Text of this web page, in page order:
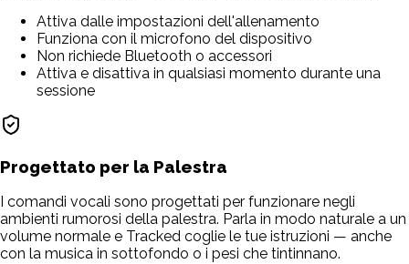
Attiva dalle impostazioni dell'allenamento
Funziona con il microfono del dispositivo
Non richiede Bluetooth o accessori
Attiva e disattiva in qualsiasi momento durante una
sessione
Progettato per la Palestra
I comandi vocali sono progettati per funzionare negli
ambienti rumorosi della palestra. Parla in modo naturale a un
volume normale e Tracked coglie le tue istruzioni — anche
con la musica in sottofondo o i pesi che tintinnano.